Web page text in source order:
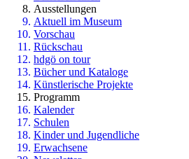
Ausstellungen
Aktuell im Museum
Vorschau
Rückschau
hdgö on tour
Bücher und Kataloge
Künstlerische Projekte
Programm
Kalender
Schulen
Kinder und Jugendliche
Erwachsene